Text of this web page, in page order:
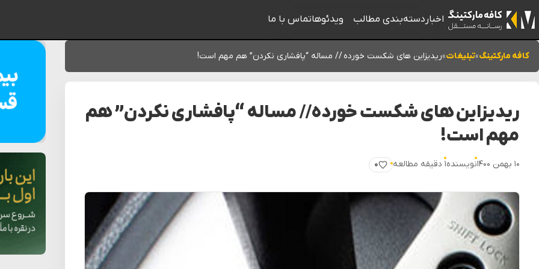
اخبار دسته‌بندی مطالب ویدئوهاتماس با ما
کافه مارکتینگ»تبلیغات»ریدیزاین های شکست خورده // مساله “پافشاری نکردن” هم مهم است!
ریدیزاین های شکست خورده // مساله “پافشاری نکردن” هم
مهم است!
۱۰ بهمن ۱۴۰۰ نویسنده۱ دقیقه مطالعه ۰
پسندیدن
ایمیل شما